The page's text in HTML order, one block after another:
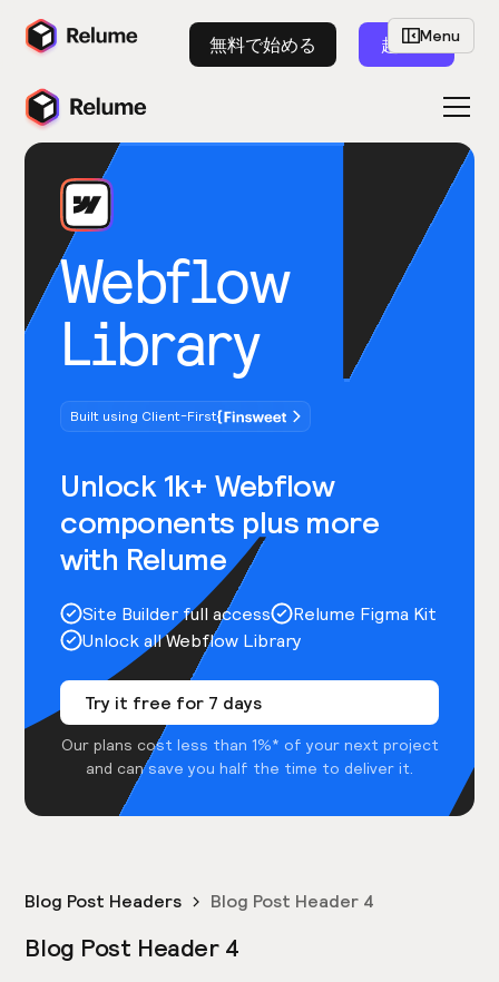
無料で始める 起動
Webflow
Library
Built using Client-First
Unlock 1k+ Webflow
components plus more
with Relume
Site Builder full access
Relume Figma Kit
Unlock all Webflow Library
Try it free for 7 days
Our plans cost less than 1%* of your next project
and can save you half the time to deliver it.
Menu
Blog Post Headers Blog Post Header 4
Blog Post Header 4